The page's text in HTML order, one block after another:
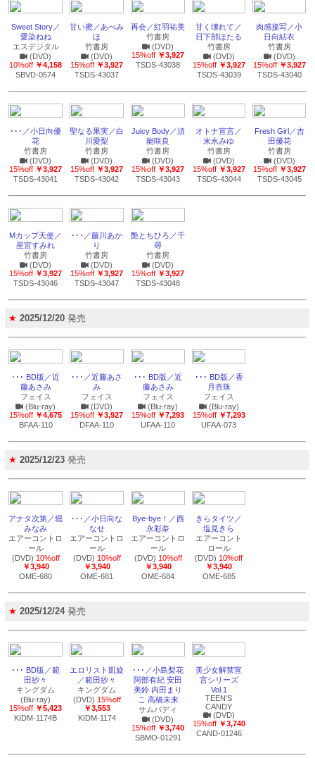
Sweet Story／
愛染ねね
エスデジタル
(DVD)
10%off ￥4,158
SBVD-0574
甘い蜜／あべみ
ほ
竹書房
(DVD)
15%off ￥3,927
TSDS-43037
再会／紅羽祐美
竹書房
(DVD)
15%off ￥3,927
TSDS-43038
甘く壊れて／
日下部ほたる
竹書房
(DVD)
15%off ￥3,927
TSDS-43039
肉感接写／小
日向結衣
竹書房
(DVD)
15%off ￥3,927
TSDS-43040
･･･／小日向優
花
竹書房
(DVD)
15%off ￥3,927
TSDS-43041
聖なる果実／白
川愛梨
竹書房
(DVD)
15%off ￥3,927
TSDS-43042
Juicy Body／須
能咲良
竹書房
(DVD)
15%off ￥3,927
TSDS-43043
オトナ宣言／
末永みゆ
竹書房
(DVD)
15%off ￥3,927
TSDS-43044
Fresh Girl／吉
田優花
竹書房
(DVD)
15%off ￥3,927
TSDS-43045
Mカップ天使／
星宮すみれ
竹書房
(DVD)
15%off ￥3,927
TSDS-43046
･･･／藤川あか
り
竹書房
(DVD)
15%off ￥3,927
TSDS-43047
艶とちひろ／千
尋
竹書房
(DVD)
15%off ￥3,927
TSDS-43048
★ 2025/12/20 発売
･･･ BD版／近
藤あさみ
フェイス
(Blu-ray)
15%off ￥4,675
BFAA-110
･･･／近藤あさ
み
フェイス
(DVD)
15%off ￥3,927
DFAA-110
･･･ BD版／近
藤あさみ
フェイス
(Blu-ray)
15%off ￥7,293
UFAA-110
･･･ BD版／香
月杏珠
フェイス
(Blu-ray)
15%off ￥7,293
UFAA-073
★ 2025/12/23 発売
アナタ次第／堀
みなみ
エアーコントロ
ール
(DVD) 10%off
￥3,940
OME-680
･･･／小日向な
なせ
エアーコントロ
ール
(DVD) 10%off
￥3,940
OME-681
Bye-bye！／西
永彩奈
エアーコントロ
ール
(DVD) 10%off
￥3,940
OME-684
きらタイツ／
塩見きら
エアーコント
ロール
(DVD) 10%off
￥3,940
OME-685
★ 2025/12/24発売
･･･ BD版／範
田紗々
キングダム
(Blu-ray)
15%off ￥5,423
KIDM-1174B
エロリスト凱旋
／範田紗々
キングダム
(DVD) 15%off
￥3,553
KIDM-1174
･･･／小島梨花
阿部有紀 安田
美鈴 内田まり
こ 高橋未来
サムバディ
(DVD)
15%off ￥3,740
SBMO-01291
美少女解禁宣
言シリーズ
Vol.1
TEEN'S
CANDY
(DVD)
15%off ￥3,740
CAND-01246